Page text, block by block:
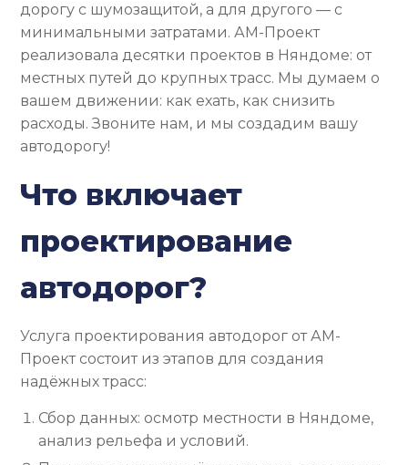
дорогу с шумозащитой, а для другого — с
минимальными затратами. АМ-Проект
реализовала десятки проектов в Няндоме: от
местных путей до крупных трасс. Мы думаем о
вашем движении: как ехать, как снизить
расходы. Звоните нам, и мы создадим вашу
автодорогу!
Что включает
проектирование
автодорог?
Услуга проектирования автодорог от АМ-
Проект состоит из этапов для создания
надёжных трасс:
Сбор данных: осмотр местности в Няндоме,
анализ рельефа и условий.